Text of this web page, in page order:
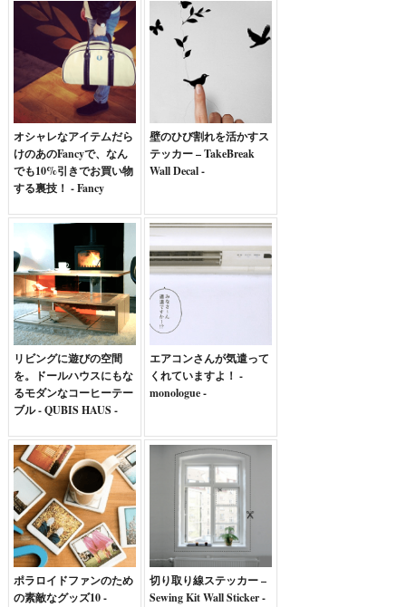
オシャレなアイテムだら
けのあのFancyで、なん
でも10%引きでお買い物
する裏技！ - Fancy
壁のひび割れを活かすス
テッカー – TakeBreak
Wall Decal -
リビングに遊びの空間
を。ドールハウスにもな
るモダンなコーヒーテー
ブル - QUBIS HAUS -
エアコンさんが気遣って
くれていますよ！ -
monologue -
ポラロイドファンのため
の素敵なグッズ10 -
切り取り線ステッカー –
Sewing Kit Wall Sticker -